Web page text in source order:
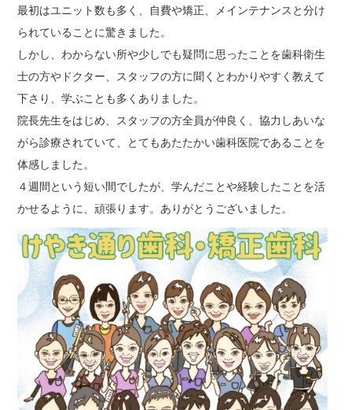
最初はユニット数も多く、自費や矯正、メインテナンスと分け
られていることに驚きました。
しかし、わからない所や少しでも疑問に思ったことを歯科衛生
士の方やドクター、スタッフの方に聞くとわかりやすく教えて
下さり、学ぶことも多くありました。
院長先生をはじめ、スタッフの方全員が仲良く、協力しあいな
がら診療されていて、とてもあたたかい歯科医院であることを
体感しました。
４週間という短い間でしたが、学んだことや経験したことを活
かせるように、頑張ります。ありがとうございました。